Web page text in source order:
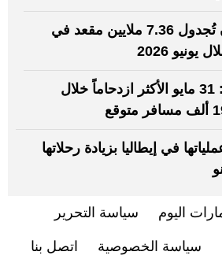
شركات الطيران تُجدول 7.36 ملايين مقعد في
2026
«مطارات دبي»: 31 مايو الأكثر ازدحاماً خلال
في إيطاليا بزيادة رحلاتها
اليوم سياسة التحرير
سياسة الخصوصية اتصل بنا